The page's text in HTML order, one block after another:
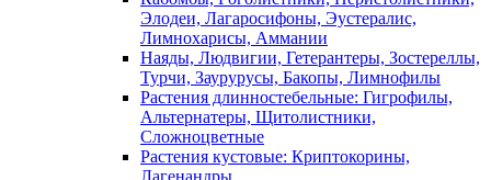
Элодеи, Лагаросифоны, Эустералис,
Лимнохарисы, Аммании
Наяды, Людвигии, Гетерантеры, Зостереллы,
Турчи, Заурурусы, Бакопы, Лимнофилы
Растения длинностебельные: Гигрофилы,
Альтернатеры, Щитолистники,
Сложноцветные
Растения кустовые: Криптокорины,
Лагенандры